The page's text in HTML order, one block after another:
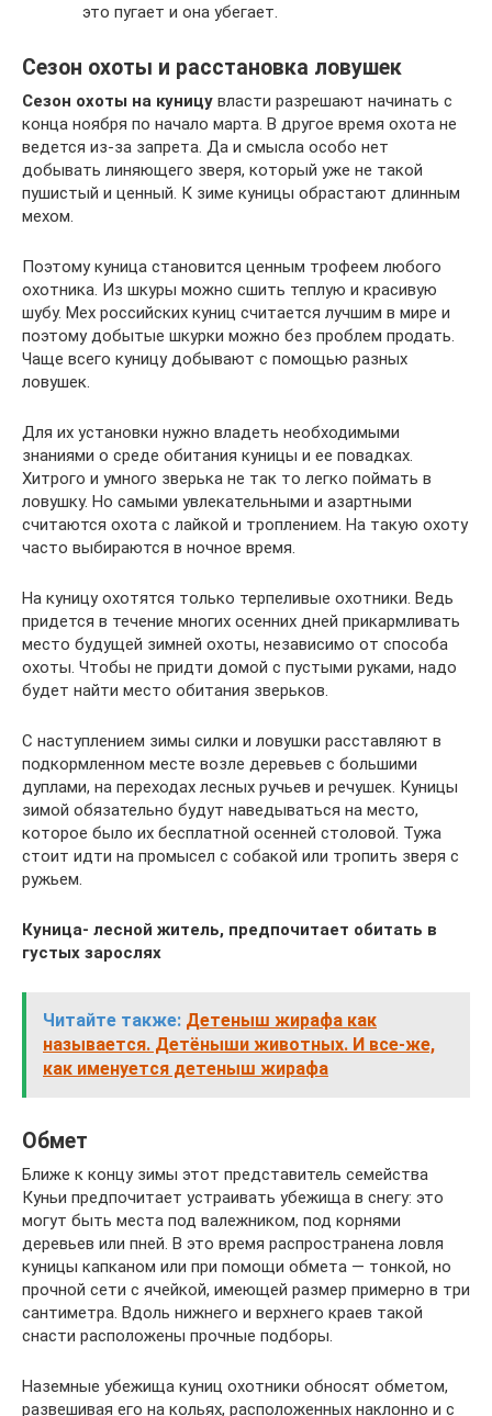
это пугает и она убегает.
Сезон охоты и расстановка ловушек
Сезон охоты на куницу власти разрешают начинать с
конца ноября по начало марта. В другое время охота не
ведется из-за запрета. Да и смысла особо нет
добывать линяющего зверя, который уже не такой
пушистый и ценный. К зиме куницы обрастают длинным
мехом.
Поэтому куница становится ценным трофеем любого
охотника. Из шкуры можно сшить теплую и красивую
шубу. Мех российских куниц считается лучшим в мире и
поэтому добытые шкурки можно без проблем продать.
Чаще всего куницу добывают с помощью разных
ловушек.
Для их установки нужно владеть необходимыми
знаниями о среде обитания куницы и ее повадках.
Хитрого и умного зверька не так то легко поймать в
ловушку. Но самыми увлекательными и азартными
считаются охота с лайкой и троплением. На такую охоту
часто выбираются в ночное время.
На куницу охотятся только терпеливые охотники. Ведь
придется в течение многих осенних дней прикармливать
место будущей зимней охоты, независимо от способа
охоты. Чтобы не придти домой с пустыми руками, надо
будет найти место обитания зверьков.
С наступлением зимы силки и ловушки расставляют в
подкормленном месте возле деревьев с большими
дуплами, на переходах лесных ручьев и речушек. Куницы
зимой обязательно будут наведываться на место,
которое было их бесплатной осенней столовой. Тужа
стоит идти на промысел с собакой или тропить зверя с
ружьем.
Куница- лесной житель, предпочитает обитать в
густых зарослях
Читайте также: Детеныш жирафа как
называется. Детёныши животных. И все-же,
как именуется детеныш жирафа
Обмет
Ближе к концу зимы этот представитель семейства
Куньи предпочитает устраивать убежища в снегу: это
могут быть места под валежником, под корнями
деревьев или пней. В это время распространена ловля
куницы капканом или при помощи обмета — тонкой, но
прочной сети с ячейкой, имеющей размер примерно в три
сантиметра. Вдоль нижнего и верхнего краев такой
снасти расположены прочные подборы.
Наземные убежища куниц охотники обносят обметом,
развешивая его на кольях, расположенных наклонно и с